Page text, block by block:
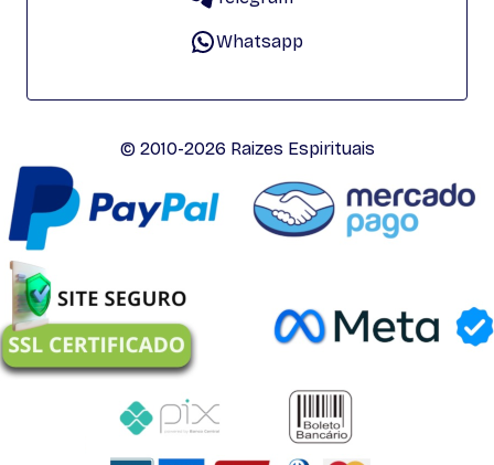
Whatsapp
© 2010-2026 Raizes Espirituais